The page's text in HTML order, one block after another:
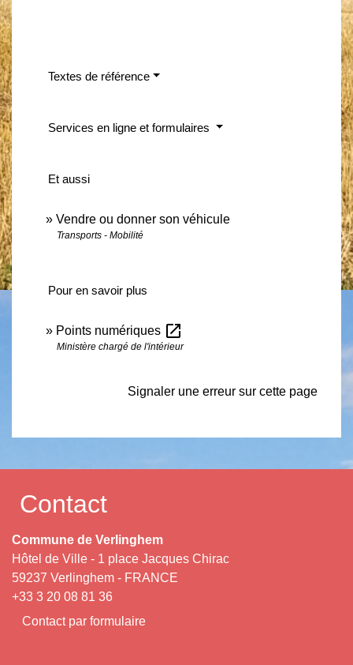
Textes de référence
Services en ligne et formulaires
Et aussi
Vendre ou donner son véhicule
Transports - Mobilité
Pour en savoir plus
Points numériques open_in_new
Ministère chargé de l'intérieur
Signaler une erreur sur cette page
Contact
Commune de Verlinghem
Hôtel de Ville - 1 place Jacques Chirac
59237 Verlinghem - FRANCE
+33 3 20 08 81 36
Contact par formulaire